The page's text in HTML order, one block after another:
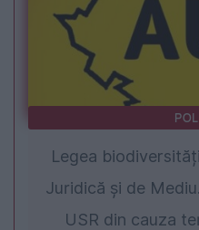
Legea
Juridică și de
USR din cauza